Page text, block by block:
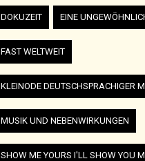
DOKUZEIT EINE
FAST WELTWEIT
KLEINODE DEUTSCHSPRACHIGER
MUSIK UND NEBENWIRKUNGEN
SHOW ME YOURS I'LL SHOW YOU